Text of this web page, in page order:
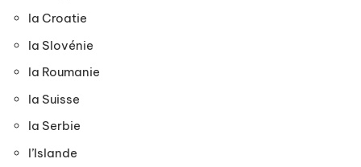
la Croatie
la Slovénie
la Roumanie
la Suisse
la Serbie
l’Islande